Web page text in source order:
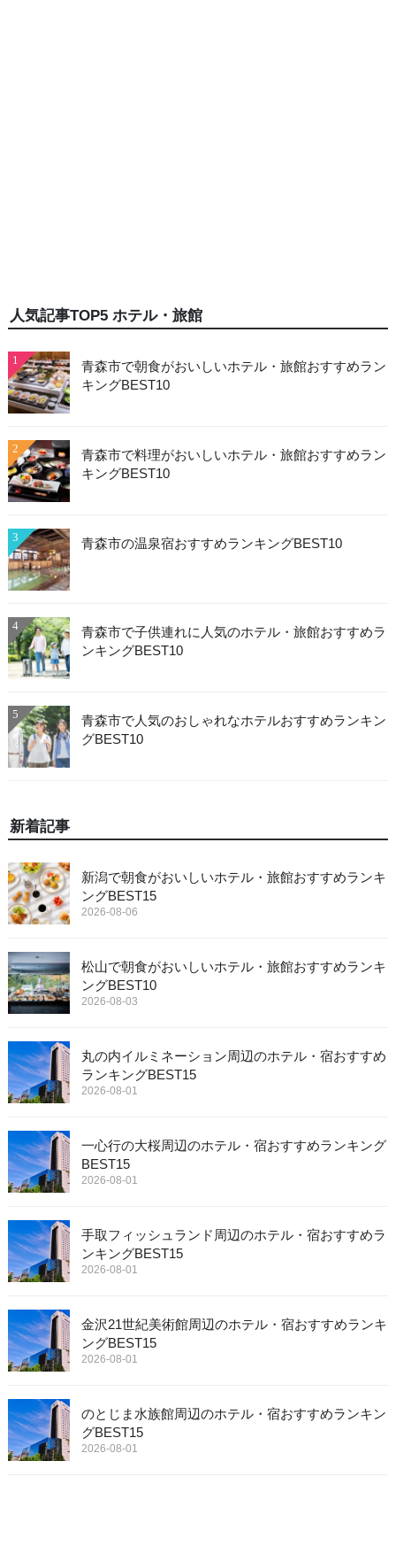
人気記事TOP5 ホテル・旅館
1
青森市で朝食がおいしいホテル・旅館おすすめラン
キングBEST10
2
青森市で料理がおいしいホテル・旅館おすすめラン
キングBEST10
3 青森市の温泉宿おすすめランキングBEST10
4
青森市で子供連れに人気のホテル・旅館おすすめラ
ンキングBEST10
5
青森市で人気のおしゃれなホテルおすすめランキン
グBEST10
新着記事
新潟で朝食がおいしいホテル・旅館おすすめランキ
ングBEST15
2026-08-06
松山で朝食がおいしいホテル・旅館おすすめランキ
ングBEST10
2026-08-03
丸の内イルミネーション周辺のホテル・宿おすすめ
ランキングBEST15
2026-08-01
一心行の大桜周辺のホテル・宿おすすめランキング
BEST15
2026-08-01
手取フィッシュランド周辺のホテル・宿おすすめラ
ンキングBEST15
2026-08-01
金沢21世紀美術館周辺のホテル・宿おすすめランキ
ングBEST15
2026-08-01
のとじま水族館周辺のホテル・宿おすすめランキン
グBEST15
2026-08-01